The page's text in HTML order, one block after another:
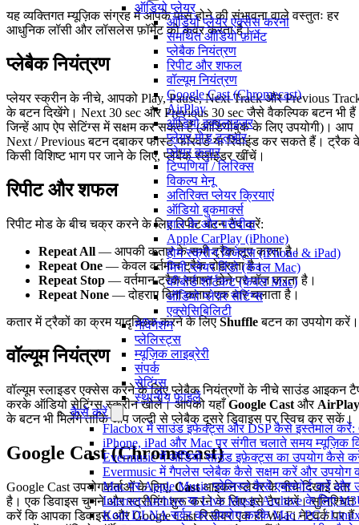
ऑडियो प्लेयर
ऑडियो प्लेयर एक्सेस करना
समर्थित ऑडियो फ़ॉर्मेट
प्लेबैक नियंत्रण
रिपीट और शफल
वॉल्यूम नियंत्रण
Google Cast (Chromecast)
AirPlay
ऑडियो इक्वलाइज़र
प्लेयर मोड टूलबार
प्लेयर कतार
टिप्पणियाँ / लिरिक्स
विकल्प मेनू
अतिरिक्त प्लेयर क्रियाएं
ऑडियो बुकमार्क्स
हाल के और पसंदीदा
Apple CarPlay (iPhone)
होम स्क्रीन विजेट्स (iPhone & iPad)
मिनी प्लेयर विंडो (केवल Mac)
कीबोर्ड शॉर्टकट (केवल Mac)
ऑडियो प्लेयर सेटिंग्स
एक्सेसिबिलिटी
नेविगेशन
प्लेलिस्ट्स
म्यूज़िक लाइब्रेरी
संपर्क
सेटिंग्स
स्थानीय फ़ाइलें
कैसे करें
Flacbox में साउंड इफेक्ट्स और DSP कैसे इस्तेमाल करें:
iPhone, iPad और Mac पर संगीत चलाते समय म्यूज़िक
Evermusic में ऑडियो साउंड इफ़ेक्ट्स का उपयोग कैसे
Evermusic में गैपलेस प्लेबैक कैसे सक्षम करें और उपयोग
Mac पर Apple Music प्लेलिस्ट कैसे एक्सपोर्ट करें और
Internet Archive या Live Music Archive के लिए
Kodi DLNA सर्वर का उपयोग करके Mac / PC /
यह व्यक्तिगत म्यूज़िक संग्रह में आपके पास होने की संभावना वाले वस्तुतः हर
आधुनिक लॉसी और लॉसलेस फ़ॉर्मेट को कवर करता है।
प्लेबैक नियंत्रण
प्लेयर स्क्रीन के नीचे, आपको Play, Pause, Next Track और Previous
के बटन दिखेंगे। Next 30 sec और Previous 30 sec जैसे वैकल्पिक बटन भी हैं
जिन्हें आप ऐप सेटिंग्स में सक्षम कर सकते हैं (ऑडियोबुक के लिए उपयोगी)। आप
Next / Previous बटन दबाकर फास्ट-फॉरवर्ड या रिवाइंड कर सकते हैं। ट्रैक
किसी विशिष्ट भाग पर जाने के लिए, प्लेबैक स्लाइडर खींचें।
रिपीट और शफल
रिपीट मोड के बीच चक्र करने के लिए रिपीट बटन टैप करें:
Repeat All — आपकी कतार के सभी ट्रैक लूप करता है।
Repeat One — केवल वर्तमान ट्रैक दोहराता है।
Repeat Stop — वर्तमान ट्रैक समाप्त होने पर पॉज़ करता है।
Repeat None — दोहराए बिना कतार एक बार चलाता है।
कतार में ट्रैकों का क्रम यादृच्छिक करने के लिए Shuffleबटन का उपयोग करें।
वॉल्यूम नियंत्रण
वॉल्यूम स्लाइडर एक्सेस करने के लिए प्लेबैक नियंत्रणों के नीचे साउंड आइकन
करके ऑडियो सेटिंग्स स्क्रीन खोलें। आपको यहाँGoogle Cast और AirPlay
के बटन भी मिलेंगे ताकि आप जल्दी से प्लेबैक दूसरे डिवाइस पर स्विच कर सकें।
Google Cast (Chromecast)
Google Cast उपयोगकर्ताओं के लिए,Castआइकन प्लेयर के नीचे दिखाई देता
है। एक डिवाइस चुनने और स्ट्रीमिंग शुरू करने के लिए इसे टैप करें। सुनिश्चित
करें कि आपका डिवाइस और Google Cast रिसीवर एक ही Wi-Fi नेटवर्क पर